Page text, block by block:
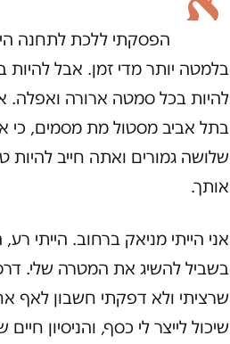
הפסקתי ללכת לתחנה
בלמטה יותר מדי זמן. אבל להיות
להיות בכל סמטה ארורה
בתל אביב מסטול מת מסמים, כי
שלושה גמורים ואתה חייב
אותך.
אני הייתי מניאק ברחוב. הייתי
בשביל להשיג את המטרה שלי.
שרציתי ולא דפקתי חשבון לאף
שיכול לייצר לי כסף, והניסיון